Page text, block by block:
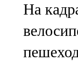
На